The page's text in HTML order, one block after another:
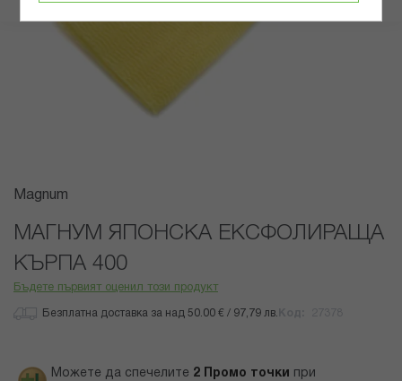
Преминете
началото
галерия
със
Magnum
МАГНУМ ЯПОНСКА ЕКСФОЛИРАЩА
КЪРПА 400
Бъдете първият оценил този продукт
Безплатна доставка за над 50.00 € / 97,79 лв.
Можете да спечелите 2 Промо точки
при